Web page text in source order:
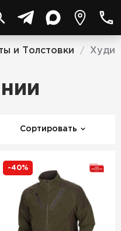
и Толстовки / Худи
Сортировать
-40%